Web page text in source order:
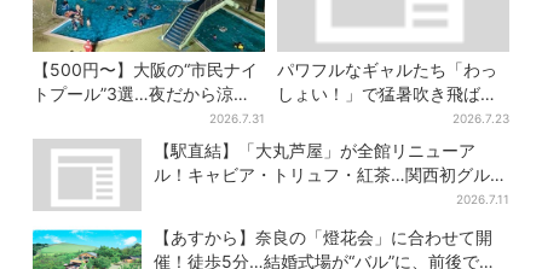
【500円〜】大阪の“市民ナイ
トプール”3選…夜だから涼し
2026.7.31
パワフルなギャルたち「わっ
しょい！」で猛暑吹き飛ば
す、大阪名物『天神祭ギャル
みこし』盛り上がる
2026.7.23
【駅直結】「大丸芦屋」が全館リニューア
ル！キャビア・トリュフ・紅茶…関西初グルメ
2026.7.11
【あすから】奈良の「燈花会」に合わせて開
催！徒歩5分…結婚式場が“バル”に、前後で食